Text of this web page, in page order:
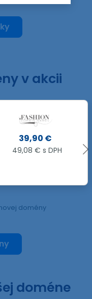
v akcii
.FORUM
47,90 €
58,92 € s DPH
domény
doméne